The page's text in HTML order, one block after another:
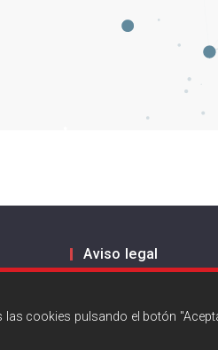
Aviso legal
Política de cookies
cookies pulsando el botón